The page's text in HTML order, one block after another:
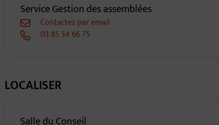
Service Gestion des assemblées
Contactez par email
03 85 34 66 75
LOCALISER
Salle du Conseil